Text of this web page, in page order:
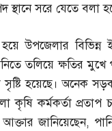
সরে যেতে বলা
হয়ে উপজেলার
তলিয়ে ক্ষতির মুখে
সৃষ্টি হয়েছে। অনেক
কর্মকর্তা প্রতাপ
জানিয়েছেন,